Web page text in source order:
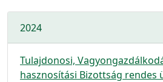
2024
Tulajdonosi,
hasznosítási Bizottság rendes